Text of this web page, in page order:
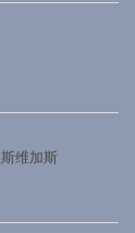
维加斯